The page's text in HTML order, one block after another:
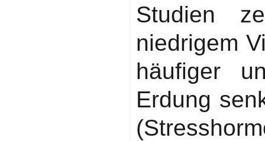
Studien
niedrigem
häufiger
Erdung